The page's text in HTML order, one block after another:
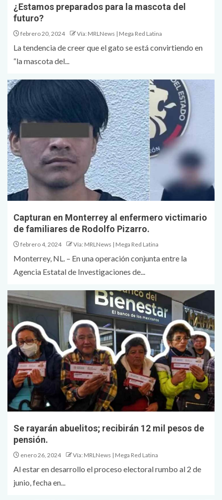
¿Estamos preparados para la mascota del
futuro?
febrero 20, 2024 Vía: MRLNews | Mega Red Latina
La tendencia de creer que el gato se está convirtiendo en
“la mascota del...
Capturan en Monterrey al enfermero victimario
de familiares de Rodolfo Pizarro.
febrero 4, 2024 Vía: MRLNews | Mega Red Latina
Monterrey, NL. – En una operación conjunta entre la
Agencia Estatal de Investigaciones de...
Se rayarán abuelitos; recibirán 12 mil pesos de
pensión.
enero 26, 2024 Vía: MRLNews | Mega Red Latina
Al estar en desarrollo el proceso electoral rumbo al 2 de
junio, fecha en...